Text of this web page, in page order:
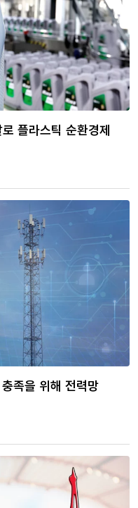
플라스틱 순환경제
족을 위해 전력망